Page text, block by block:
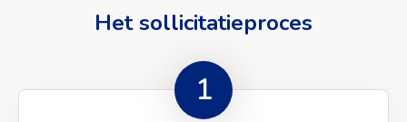
Het sollicitatieproces
1